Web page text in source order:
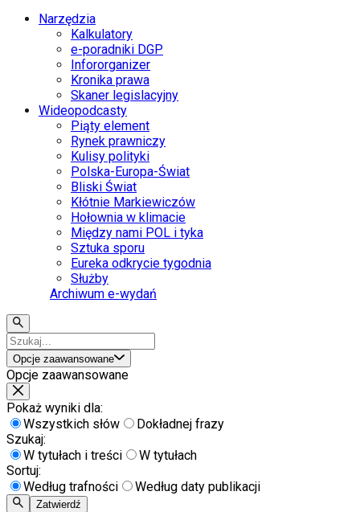
Narzędzia
Kalkulatory
e-poradniki DGP
Infororganizer
Kronika prawa
Skaner legislacyjny
Wideopodcasty
Piąty element
Rynek prawniczy
Kulisy polityki
Polska-Europa-Świat
Bliski Świat
Kłótnie Markiewiczów
Hołownia w klimacie
Między nami POL i tyka
Sztuka sporu
Eureka odkrycie tygodnia
Służby
Archiwum e-wydań
Opcje zaawansowane
Opcje zaawansowane
Pokaż wyniki dla:
Wszystkich słów
Dokładnej frazy
Szukaj:
W tytułach i treści
W tytułach
Sortuj:
Według trafności
Według daty publikacji
Zatwierdź